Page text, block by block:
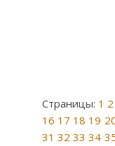
Страницы: 1 2
16 17 18 19
31 32 33 34